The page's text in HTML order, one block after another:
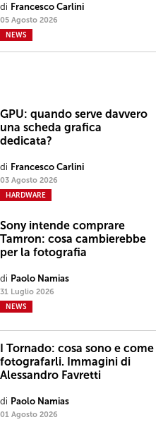
di Francesco Carlini
05 Agosto 2026
NEWS
GPU: quando serve davvero
una scheda grafica
dedicata?
di Francesco Carlini
03 Agosto 2026
HARDWARE
Sony intende comprare
Tamron: cosa cambierebbe
per la fotografia
di Paolo Namias
31 Luglio 2026
NEWS
I Tornado: cosa sono e come
fotografarli. Immagini di
Alessandro Favretti
di Paolo Namias
01 Agosto 2026